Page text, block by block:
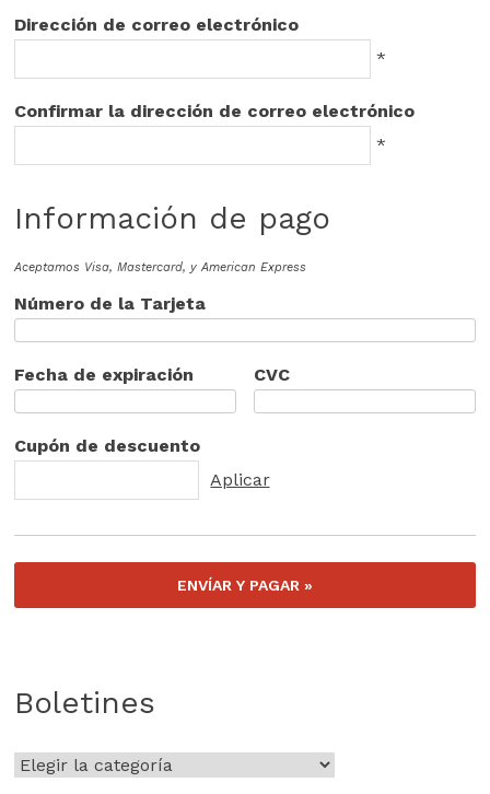
Dirección de correo electrónico
*
Confirmar la dirección de correo electrónico
*
Información de pago
Aceptamos Visa, Mastercard, y American Express
Número de la Tarjeta
Fecha de expiración CVC
Cupón de descuento
Boletines
Boletines